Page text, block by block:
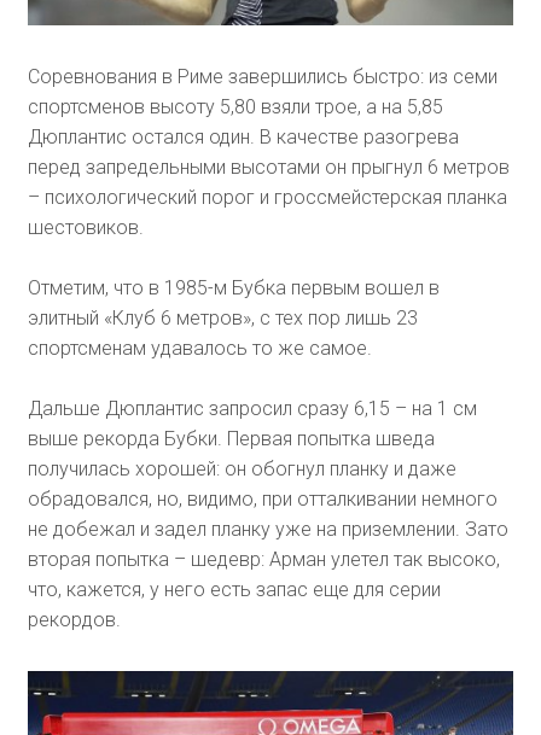
Соревнования в Риме завершились быстро: из семи
спортсменов высоту 5,80 взяли трое, а на 5,85
Дюплантис остался один. В качестве разогрева
перед запредельными высотами он прыгнул 6 метров
– психологический порог и гроссмейстерская планка
шестовиков.
Отметим, что в 1985-м Бубка первым вошел в
элитный «Клуб 6 метров», с тех пор лишь 23
спортсменам удавалось то же самое.
Дальше Дюплантис запросил сразу 6,15 – на 1 см
выше рекорда Бубки. Первая попытка шведа
получилась хорошей: он обогнул планку и даже
обрадовался, но, видимо, при отталкивании немного
не добежал и задел планку уже на приземлении. Зато
вторая попытка – шедевр: Арман улетел так высоко,
что, кажется, у него есть запас еще для серии
рекордов.